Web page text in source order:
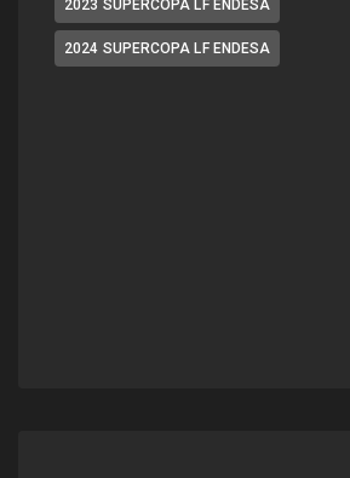
2023 SUPERCOPA LF ENDESA
2024 SUPERCOPA LF ENDESA